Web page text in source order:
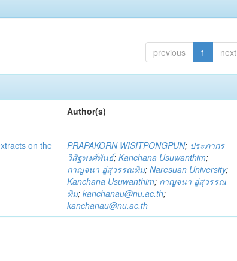
previous 1 next
Author(s)
on the
PRAPAKORN WISITPONGPUN; ประภากร
วิสิฐพงศ์พันธ์;Kanchana Usuwanthim;
กาญจนา อู่สุวรรณทิม;Naresuan University;
Kanchana Usuwanthim; กาญจนา อู่สุวรรณ
ทิม;kanchanau@nu.ac.th;
kanchanau@nu.ac.th